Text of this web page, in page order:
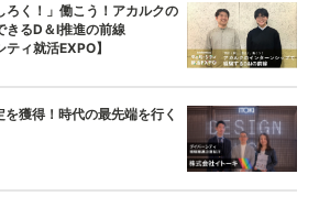
ろく！」働こう！アカルクの
きるD＆I推進の前線
ィ就活EXPO】
獲得！時代の最先端を行く